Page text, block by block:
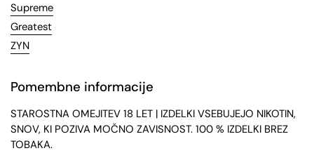
Supreme
Greatest
ZYN
Pomembne informacije
STAROSTNA OMEJITEV 18 LET | IZDELKI VSEBUJEJO NIKOTIN,
SNOV, KI POZIVA MOČNO ZAVISNOST. 100 % IZDELKI BREZ
TOBAKA.